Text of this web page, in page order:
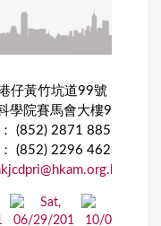
仔黃竹坑道99號
學院賽馬會大樓9樓901
(852) 2871 8857
(852) 2296 4628